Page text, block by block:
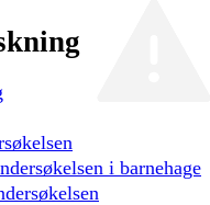
i barnehage